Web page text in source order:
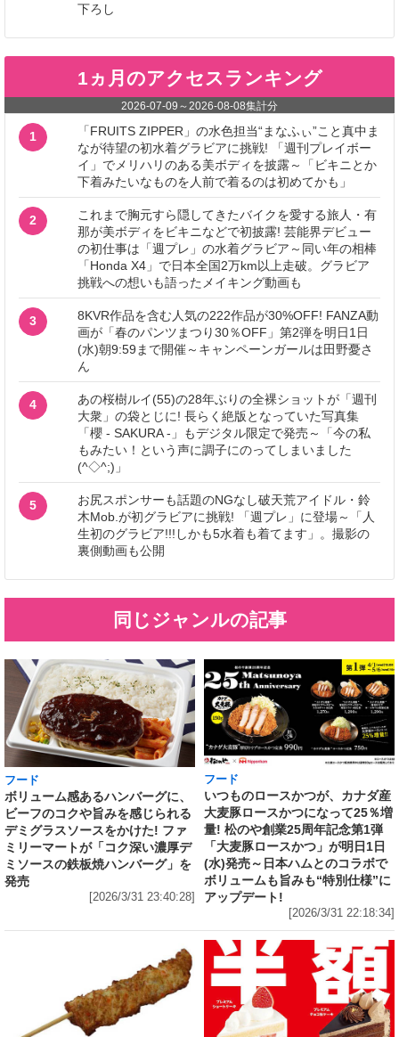
下ろし
1ヵ月のアクセスランキング
2026-07-09 ～2026-08-08集計分
1
「FRUITS ZIPPER」の水色担当“まなふぃ”こと真中ま
なが待望の初水着グラビアに挑戦! 「週刊プレイボー
イ」でメリハリのある美ボディを披露～「ビキニとか
下着みたいなものを人前で着るのは初めてかも」
2
これまで胸元すら隠してきたバイクを愛する旅人・有
那が美ボディをビキニなどで初披露! 芸能界デビュー
の初仕事は「週プレ」の水着グラビア～同い年の相棒
「Honda X4」で日本全国2万km以上走破。グラビア
挑戦への想いも語ったメイキング動画も
3
8KVR作品を含む人気の222作品が30%OFF! FANZA動
画が「春のパンツまつり30％OFF」第2弾を明日1日
(水)朝9:59まで開催～キャンペーンガールは田野憂さ
ん
4
あの桜樹ルイ(55)の28年ぶりの全裸ショットが「週刊
大衆」の袋とじに! 長らく絶版となっていた写真集
「櫻 - SAKURA -」もデジタル限定で発売～「今の私
もみたい！という声に調子にのってしまいました
(^◇^;)」
5
お尻スポンサーも話題のNGなし破天荒アイドル・鈴
木Mob.が初グラビアに挑戦! 「週プレ」に登場～「人
生初のグラビア!!!しかも5水着も着てます」。撮影の
裏側動画も公開
同じジャンルの記事
フード
ボリューム感あるハンバーグに、
ビーフのコクや旨みを感じられる
デミグラスソースをかけた! ファ
ミリーマートが「コク深い濃厚デ
ミソースの鉄板焼ハンバーグ」を
発売
[2026/3/31 23:40:28]
フード
いつものロースかつが、カナダ産
大麦豚ロースかつになって25％増
量! 松のや創業25周年記念第1弾
「大麦豚ロースかつ」が明日1日
(水)発売～日本ハムとのコラボで
ボリュームも旨みも“特別仕様”に
アップデート!
[2026/3/31 22:18:34]